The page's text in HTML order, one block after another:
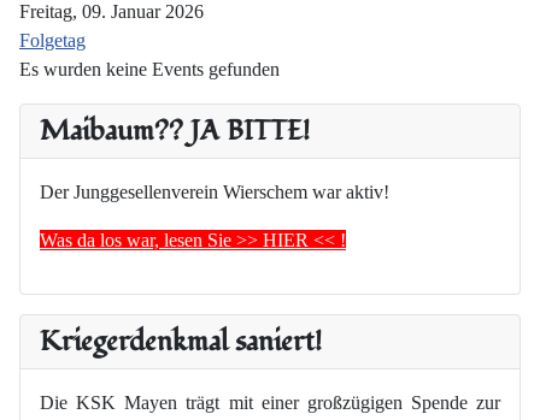
Maibaum?? JA BITTE!
Der Junggesellenverein Wierschem war aktiv!
Was da los war, lesen Sie >> HIER << !
Kriegerdenkmal saniert!
Die KSK Mayen trägt mit einer großzügigen Spende zur
Freitag, 09. Januar 2026
Folgetag
Es wurden keine Events gefunden